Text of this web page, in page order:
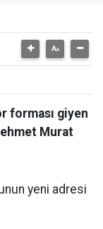
forması giyen
Murat
yeni adresi